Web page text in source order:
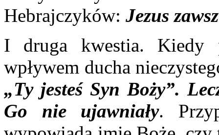
Hebrajczyków: Jezus
I druga kwestia. Kiedy
wpływem ducha
„Ty jesteś Syn Boży”.
Go nie ujawniały.